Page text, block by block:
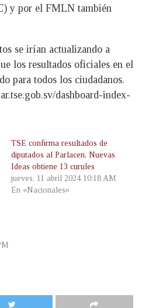
y por el FMLN también
se irían actualizando a
los resultados oficiales en el
para todos los ciudadanos.
dashboard-index-
TSE confirma resultados de
diputados al Parlacen, Nuevas
Ideas obtiene 13 curules
jueves, 11 abril 2024 10:18 AM
En «Nacionales»